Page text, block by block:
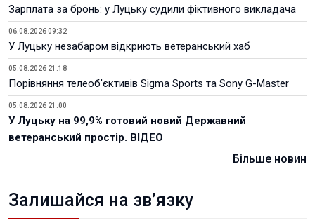
Зарплата за бронь: у Луцьку судили фіктивного викладача
06.08.2026 09:32
У Луцьку незабаром відкриють ветеранський хаб
05.08.2026 21:18
Порівняння телеоб'єктивів Sigma Sports та Sony G-Master
05.08.2026 21:00
У Луцьку на 99,9% готовий новий Державний
ветеранський простір. ВІДЕО
Більше новин
Залишайся на зв’язку